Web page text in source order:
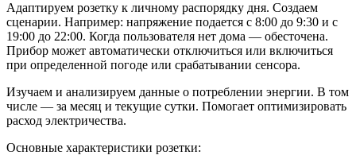
Адаптируем розетку к личному распорядку дня. Создаем
сценарии. Например: напряжение подается с 8:00 до 9:30 и с
19:00 до 22:00. Когда пользователя нет дома — обесточена.
Прибор может автоматически отключиться или включиться
при определенной погоде или срабатывании сенсора.
Изучаем и анализируем данные о потреблении энергии. В том
числе — за месяц и текущие сутки. Помогает оптимизировать
расход электричества.
Основные характеристики розетки: